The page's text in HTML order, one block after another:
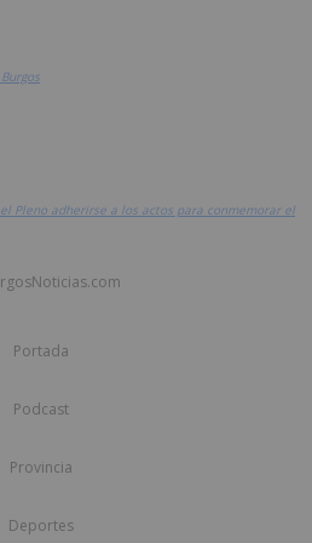
Pleno adherirse a los actos para conmemorar el
Portada
Podcast
Provincia
Deportes